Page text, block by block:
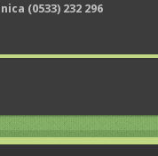
(0533) 232 296